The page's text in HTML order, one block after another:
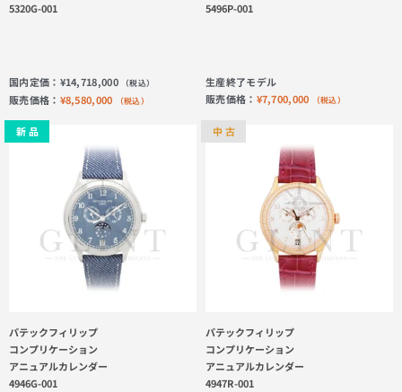
5320G-001
国内定価： ¥14,718,000 （税込）
販売価格： ¥8,580,000 （税込）
5496P-001
生産終了モデル
販売価格： ¥7,700,000 （税込）
新 品
パテックフィリップ
コンプリケーション
アニュアルカレンダー
4946G-001
中 古
パテックフィリップ
コンプリケーション
アニュアルカレンダー
4947R-001